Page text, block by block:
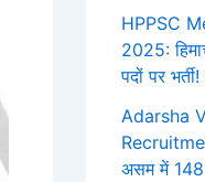
HPPSC
2025:
पदों पर
Adarsha
असम में 148